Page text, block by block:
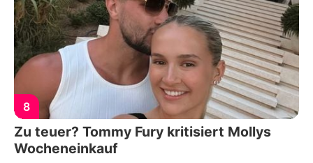
8
Zu teuer? Tommy Fury kritisiert Mollys
Wocheneinkauf